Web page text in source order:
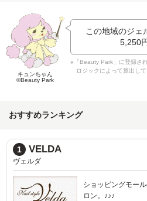
キュンちゃん
©Beauty Park
この地域のジェ
5,250
※「Beauty Park」に登録さ
ロジックによって算出して
おすすめランキング
1 VELDA
ヴェルダ
ショッピングモー
ロン。♪♪♪